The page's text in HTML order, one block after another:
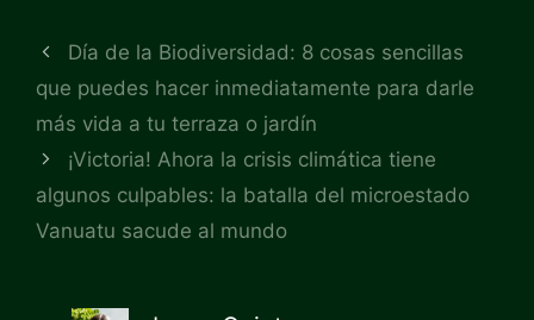
Día de la Biodiversidad: 8 cosas sencillas
que puedes hacer inmediatamente para darle
más vida a tu terraza o jardín
¡Victoria! Ahora la crisis climática tiene
algunos culpables: la batalla del microestado
Vanuatu sacude al mundo